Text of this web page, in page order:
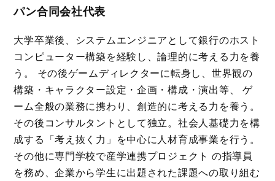
パン合同会社代表
大学卒業後、システムエンジニアとして銀行のホスト
コンピューター構築を経験し、論理的に考える力を養
う。 その後ゲームディレクターに転身し、世界観の
構築・キャラクター設定・企画・構成・演出等、 ゲ
ーム全般の業務に携わり、創造的に考える力を養う。
その後コンサルタントとして独立。社会人基礎力を構
成する「考え抜く力」を中心に人材育成事業を行う。
その他に専門学校で産学連携プロジェクト の指導員
を務め、企業から学生に出題された課題への取り組む